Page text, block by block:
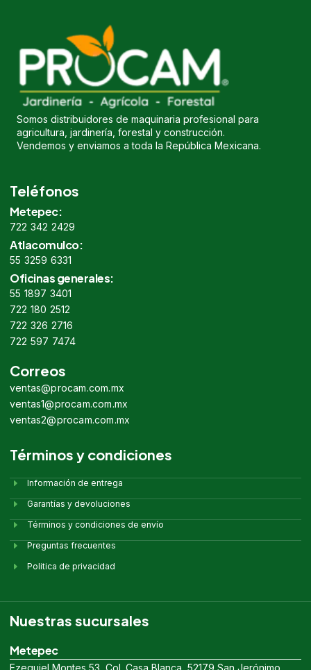
Somos distribuidores de maquinaria profesional para
agricultura, jardinería, forestal y construcción.
Vendemos y enviamos a toda la República Mexicana.
Teléfonos
Metepec:
722 342 2429
Atlacomulco:
55 3259 6331
Oficinas generales:
55 1897 3401
722 180 2512
722 326 2716
722 597 7474
Correos
ventas@procam.com.mx
ventas1@procam.com.mx
ventas2@procam.com.mx
Términos y condiciones
Información de entrega
Garantías y devoluciones
Términos y condiciones de envío
Preguntas frecuentes
Politica de privacidad
Nuestras sucursales
Metepec
Ezequiel Montes 53, Col. Casa Blanca, 52179 San Jerónimo